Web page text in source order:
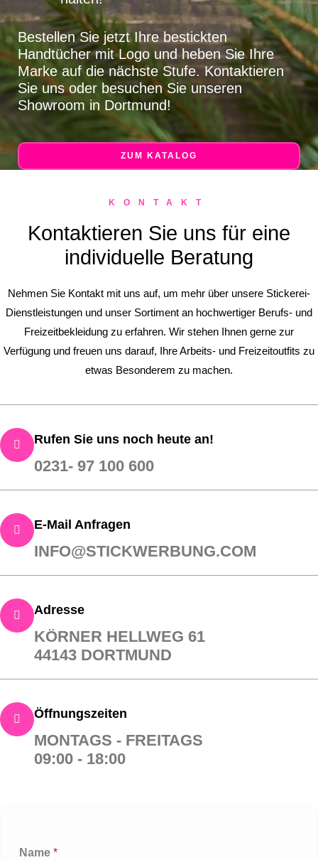
Bestellen Sie jetzt Ihre bestickten
Handtücher mit Logo und heben Sie Ihre
Marke auf die nächste Stufe. Kontaktieren
Sie uns oder besuchen Sie unseren
Showroom in Dortmund!
ZUM KATALOG
KONTAKT
Kontaktieren Sie uns für eine
individuelle Beratung
Nehmen Sie Kontakt mit uns auf, um mehr über unsere Stickerei-
Dienstleistungen und unser Sortiment an hochwertiger Berufs- und
Freizeitbekleidung zu erfahren. Wir stehen Ihnen gerne zur
Verfügung und freuen uns darauf, Ihre Arbeits- und Freizeitoutfits zu
etwas Besonderem zu machen.
Rufen Sie uns noch heute an!
0231- 97 100 600
E-Mail Anfragen
INFO@STICKWERBUNG.COM
Adresse
KÖRNER HELLWEG 61
44143 DORTMUND
Öffnungszeiten
MONTAGS - FREITAGS
09:00 - 18:00
Name *